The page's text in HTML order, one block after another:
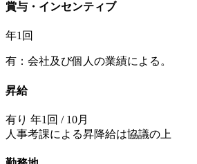
賞与・インセンティブ
年1回
有：会社及び個人の業績による。
昇給
有り 年1回 / 10月
人事考課による昇降給は協議の上